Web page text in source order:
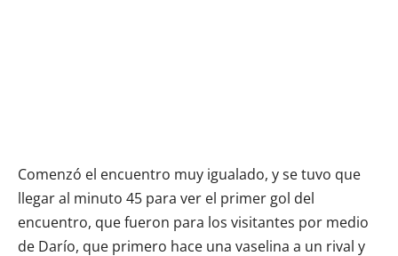
Comenzó el encuentro muy igualado, y se tuvo que
llegar al minuto 45 para ver el primer gol del
encuentro, que fueron para los visitantes por medio
de Darío, que primero hace una vaselina a un rival y